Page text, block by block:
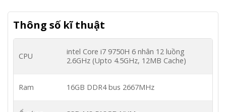
Thông số kĩ thuật
CPU
intel Core i7 9750H 6 nhân 12 luồng
2.6GHz (Upto 4.5GHz, 12MB Cache)
Ram 16GB DDR4 bus 2667MHz